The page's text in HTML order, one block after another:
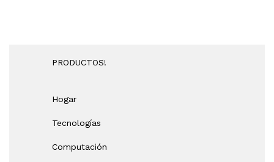
PRODUCTOS!
Hogar
Tecnologías
Computación